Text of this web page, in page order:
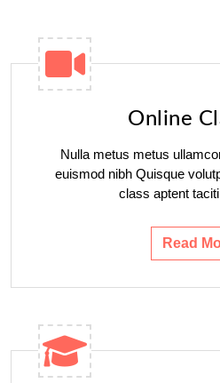
Online
Nulla metus metus
euismod nibh Quisque
class aptent
Read